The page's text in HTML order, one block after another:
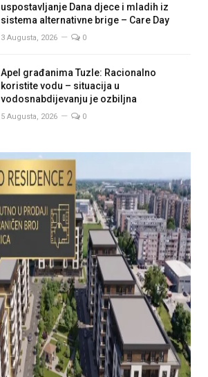
uspostavljanje Dana djece i mladih iz
sistema alternativne brige – Care Day
3 Augusta, 2026 0
Apel građanima Tuzle: Racionalno
koristite vodu – situacija u
vodosnabdijevanju je ozbiljna
5 Augusta, 2026 0